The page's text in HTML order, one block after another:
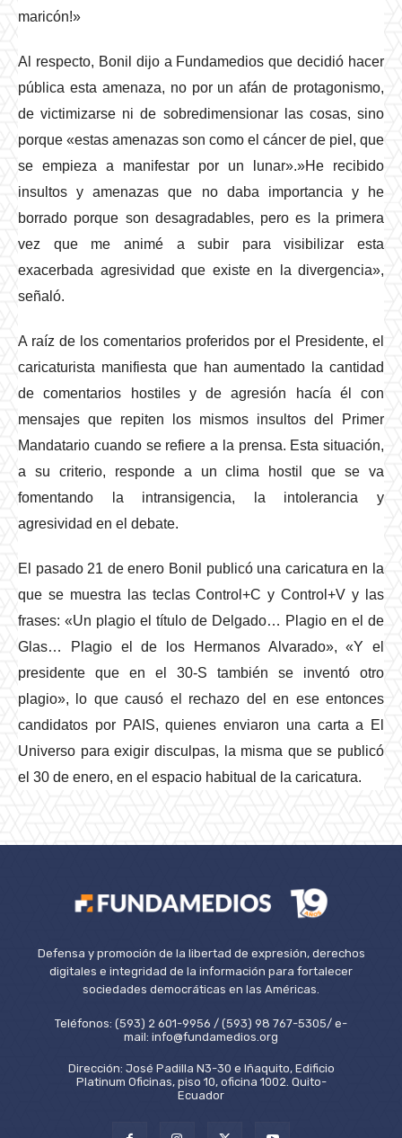
maricón!»
Al respecto, Bonil dijo a Fundamedios que decidió hacer
pública esta amenaza, no por un afán de protagonismo,
de victimizarse ni de sobredimensionar las cosas, sino
porque «estas amenazas son como el cáncer de piel, que
se empieza a manifestar por un lunar».»He recibido
insultos y amenazas que no daba importancia y he
borrado porque son desagradables, pero es la primera
vez que me animé a subir para visibilizar esta
exacerbada agresividad que existe en la divergencia»,
señaló.
A raíz de los comentarios proferidos por el Presidente, el
caricaturista manifiesta que han aumentado la cantidad
de comentarios hostiles y de agresión hacía él con
mensajes que repiten los mismos insultos del Primer
Mandatario cuando se refiere a la prensa. Esta situación,
a su criterio, responde a un clima hostil que se va
fomentando la intransigencia, la intolerancia y
agresividad en el debate.
El pasado 21 de enero Bonil publicó una caricatura en la
que se muestra las teclas Control+C y Control+V y las
frases: «Un plagio el título de Delgado… Plagio en el de
Glas… Plagio el de los Hermanos Alvarado», «Y el
presidente que en el 30-S también se inventó otro
plagio», lo que causó el rechazo del en ese entonces
candidatos por PAIS, quienes enviaron una carta a El
Universo para exigir disculpas, la misma que se publicó
el 30 de enero, en el espacio habitual de la caricatura.
Defensa y promoción de la libertad de expresión, derechos
digitales e integridad de la información para fortalecer
sociedades democráticas en las Américas.
Teléfonos: (593) 2 601-9956 / (593) 98 767-5305/ e-
mail: info@fundamedios.org
Dirección: José Padilla N3-30 e Iñaquito, Edificio
Platinum Oficinas, piso 10, oficina 1002. Quito-
Ecuador